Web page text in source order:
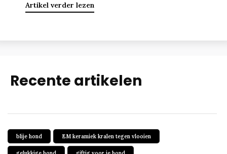
Artikel verder lezen
Recente artikelen
blije hond EM keramiek kralen tegen vlooien